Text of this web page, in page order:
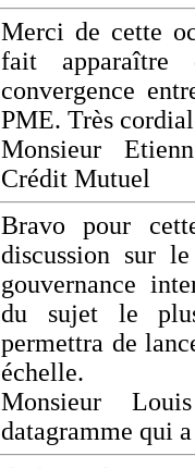
Merci de cette
fait apparaître
convergence
PME. Très
Monsieur
Crédit Mutuel
Bravo pour
discussion sur
gouvernance
du sujet le
permettra de
échelle.
Monsieur
datagramme qui